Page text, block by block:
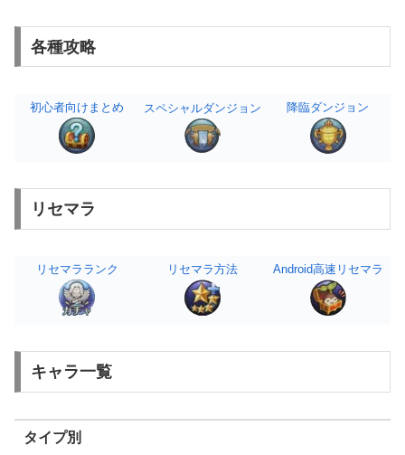
各種攻略
初心者向けまとめ スペシャルダンジョン 降臨ダンジョン
リセマラ
リセマラランク リセマラ方法 Android高速リセマラ
キャラ一覧
タイプ別